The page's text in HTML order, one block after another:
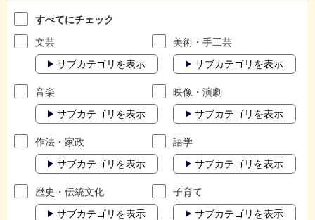
すべてにチェック
文芸
サブカテゴリを表示
美術・手工芸
サブカテゴリを表示
音楽
サブカテゴリを表示
映像・演劇
サブカテゴリを表示
作法・家政
サブカテゴリを表示
語学
サブカテゴリを表示
歴史・伝統文化
サブカテゴリを表示
子育て
サブカテゴリを表示